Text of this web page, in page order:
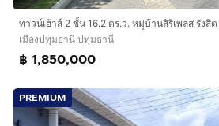
เมืองปทุมธานี ปทุมธานี
฿ 1,850,000
PREMIUM